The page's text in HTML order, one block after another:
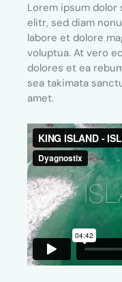
Lorem ipsum
elitr, sed diam
labore et dolore
voluptua. At vero
dolores et ea
sea takimata
amet.